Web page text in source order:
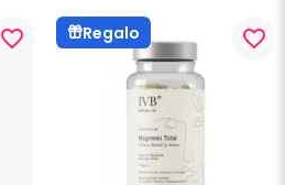
favorite_border Regalo favorite_border